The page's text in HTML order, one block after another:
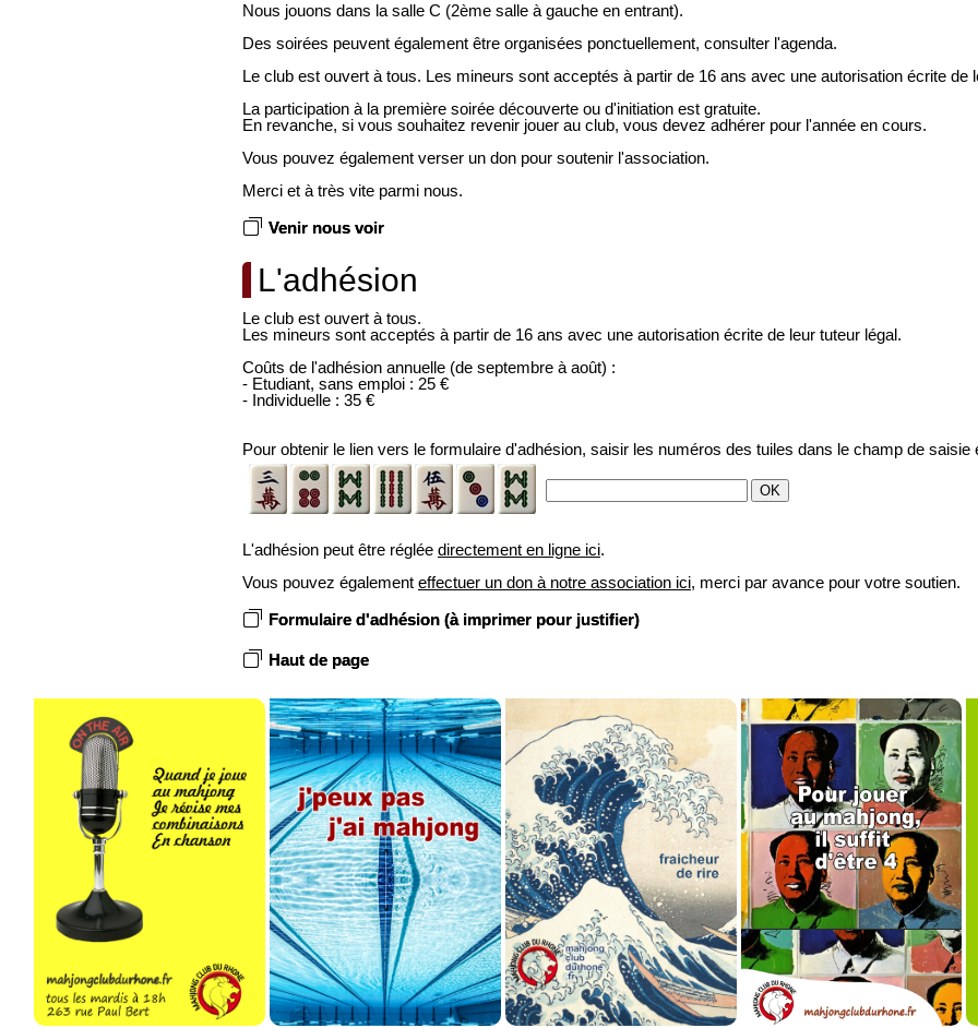
Nous jouons dans la salle C (2ème salle à gauche en entrant).
Des soirées peuvent également être organisées ponctuellement, consulter l'agenda.
Le club est ouvert à tous. Les mineurs sont acceptés à partir de 16 ans avec une autorisation écrite de
La participation à la première soirée découverte ou d'initiation est gratuite.
En revanche, si vous souhaitez revenir jouer au club, vous devez adhérer pour l'année en cours.
Vous pouvez également verser un don pour soutenir l'association.
Merci et à très vite parmi nous.
Venir nous voir
L'adhésion
Le club est ouvert à tous.
Les mineurs sont acceptés à partir de 16 ans avec une autorisation écrite de leur tuteur légal.
Coûts de l'adhésion annuelle (de septembre à août) :
- Etudiant, sans emploi : 25 €
- Individuelle : 35 €
Pour obtenir le lien vers le formulaire d'adhésion, saisir les numéros des tuiles dans le champ de saisie
L'adhésion peut être réglée directement en ligne ici.
Vous pouvez également effectuer un don à notre association ici, merci par avance pour votre soutien.
Formulaire d'adhésion (à imprimer pour justifier)
Haut de page